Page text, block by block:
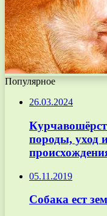
Популярное
26.03.2024
породы, уход
05.11.2019
Собака ест